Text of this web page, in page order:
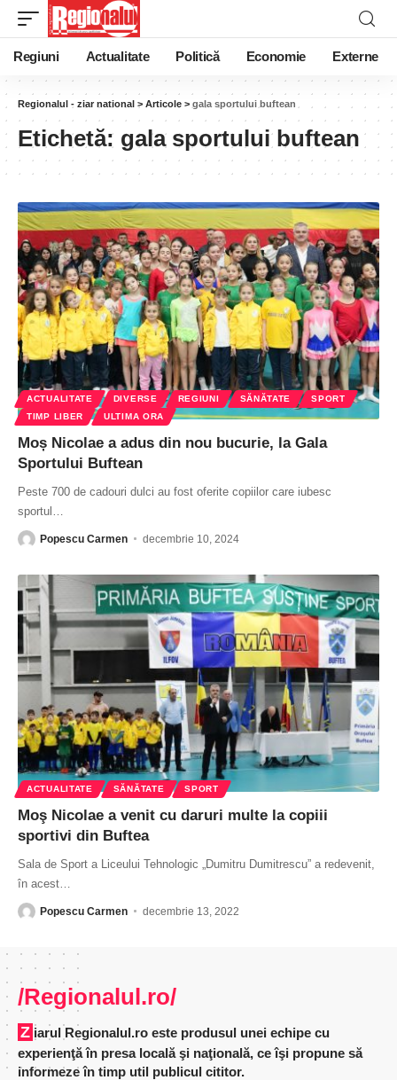
Regiuni Actualitate Politică Economie Externe
Regionalul - ziar national > Articole > gala sportului buftean
Etichetă: gala sportului buftean
ACTUALITATE DIVERSE REGIUNI SĂNĂTATE
SPORT
TIMP LIBER
ULTIMA ORA
Moș Nicolae a adus din nou bucurie, la Gala
Sportului Buftean
Peste 700 de cadouri dulci au fost oferite copiilor care iubesc
sportul
Popescu Carmen decembrie 10, 2024
ACTUALITATE SĂNĂTATE SPORT
Moş Nicolae a venit cu daruri multe la copiii
sportivi din Buftea
Sala de Sport a Liceului Tehnologic „Dumitru Dumitrescu” a redevenit,
în acest
Popescu Carmen decembrie 13, 2022
/Regionalul.ro/
Ziarul Regionalul.ro este produsul unei echipe cu
experienţă în presa locală şi naţională, ce îşi propune să
informeze în timp util publicul cititor.